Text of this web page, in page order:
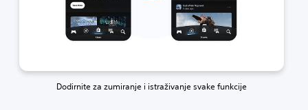
Dodirnite za zumiranje i istraživanje svake funkcije